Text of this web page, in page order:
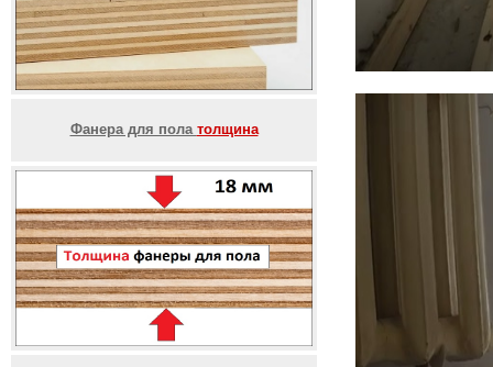
Фанера для пола толщина